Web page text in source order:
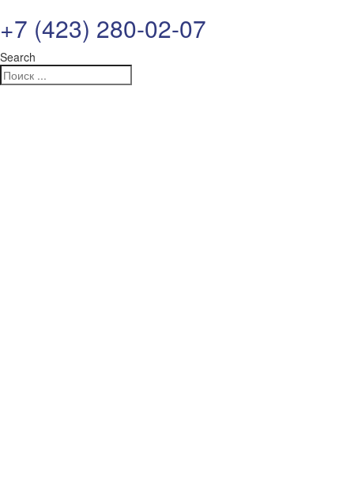
+7 (423) 280-02-07
Search